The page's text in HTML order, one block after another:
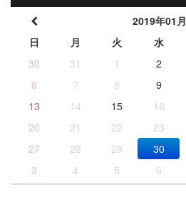
2019年01月
日
月 火 水
30
31 1 2
6
7 8 9
13
14 15 16
20
21 22 23
27
28 29 30
3
4 5 6